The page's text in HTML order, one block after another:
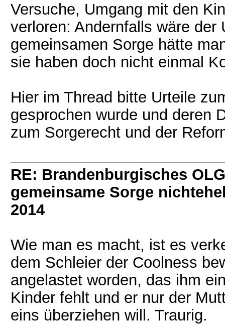
Versuche, Umgang mit den
verloren: Andernfalls wäre der
gemeinsamen Sorge hätte
sie haben doch nicht einmal
Hier im Thread bitte Urteile
gesprochen wurde und deren
zum Sorgerecht und der
RE: Brandenburgisches
gemeinsame Sorge
2014
Wie man es macht, ist es
dem Schleier der Coolness
angelastet worden, das ihm
Kinder fehlt und er nur der
eins überziehen will. Traurig.